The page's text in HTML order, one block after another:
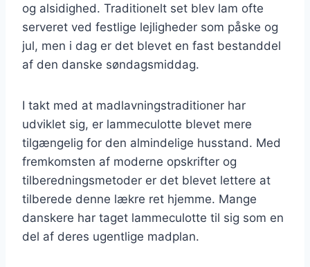
og alsidighed. Traditionelt set blev lam ofte
serveret ved festlige lejligheder som påske og
jul, men i dag er det blevet en fast bestanddel
af den danske søndagsmiddag.
I takt med at madlavningstraditioner har
udviklet sig, er lammeculotte blevet mere
tilgængelig for den almindelige husstand. Med
fremkomsten af moderne opskrifter og
tilberedningsmetoder er det blevet lettere at
tilberede denne lækre ret hjemme. Mange
danskere har taget lammeculotte til sig som en
del af deres ugentlige madplan.